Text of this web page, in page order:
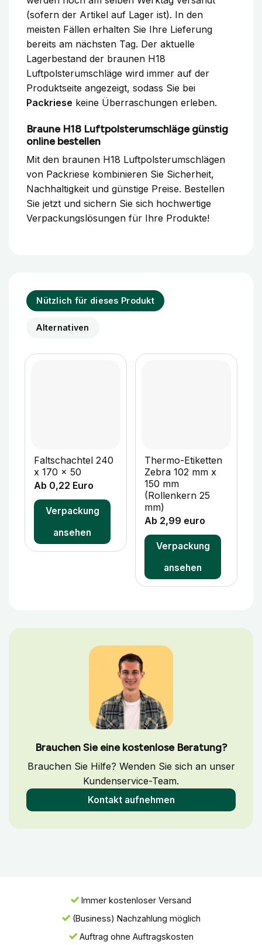
(sofern der Artikel auf Lager ist). In den
meisten Fällen erhalten Sie Ihre Lieferung
bereits am nächsten Tag. Der aktuelle
Lagerbestand der braunen H18
Luftpolsterumschläge wird immer auf der
Produktseite angezeigt, sodass Sie bei
Packriese keine Überraschungen erleben.
Braune H18 Luftpolsterumschläge günstig
online bestellen
Mit den braunen H18 Luftpolsterumschlägen
von Packriese kombinieren Sie Sicherheit,
Nachhaltigkeit und günstige Preise. Bestellen
Sie jetzt und sichern Sie sich hochwertige
Verpackungslösungen für Ihre Produkte!
Nützlich für dieses Produkt
Alternativen
Faltschachtel 240
x 170 x 50
Ab 0,22 Euro
Verpackung
ansehen
Thermo-Etiketten
Zebra 102 mm x
150 mm
(Rollenkern 25
mm)
Ab 2,99 euro
Verpackung
ansehen
Brauchen Sie eine kostenlose Beratung?
Brauchen Sie Hilfe? Wenden Sie sich an unser
Kundenservice-Team.
Kontakt aufnehmen
Immer kostenloser Versand
(Business) Nachzahlung möglich
Auftrag ohne Auftragskosten